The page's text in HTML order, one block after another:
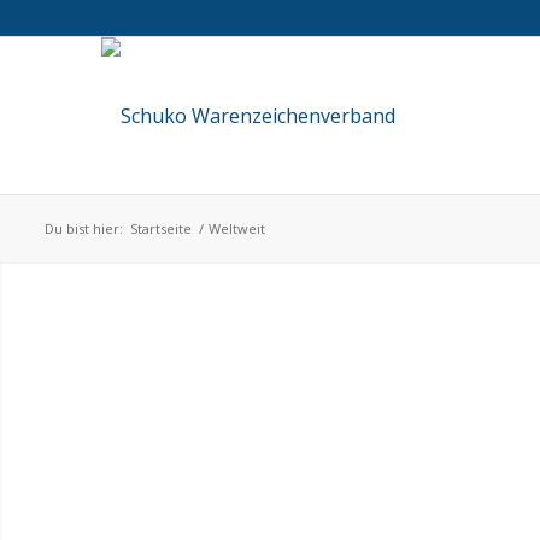
Du bist hier: Startseite / Weltweit